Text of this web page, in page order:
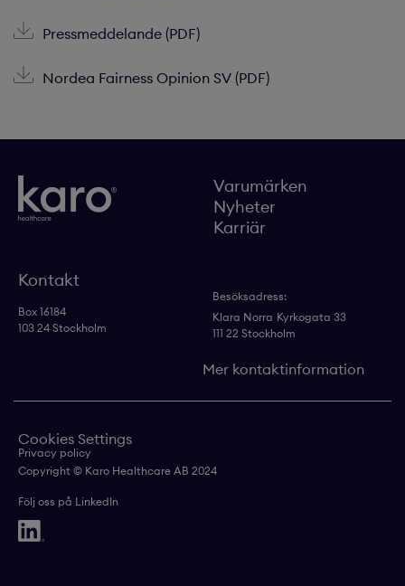
Pressmeddelande (PDF)
Nordea Fairness Opinion SV (PDF)
Varumärken
Nyheter
Karriär
Kontakt
Box 16184
103 24 Stockholm
Besöksadress:
Klara Norra Kyrkogata 33
111 22 Stockholm
Mer kontaktinformation
Cookies Settings
Privacy policy
Copyright © Karo Healthcare AB 2024
Följ oss på LinkedIn